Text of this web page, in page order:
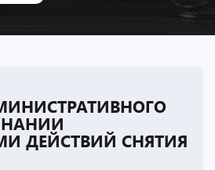
ДЕЙСТВИЙ СНЯТИЯ